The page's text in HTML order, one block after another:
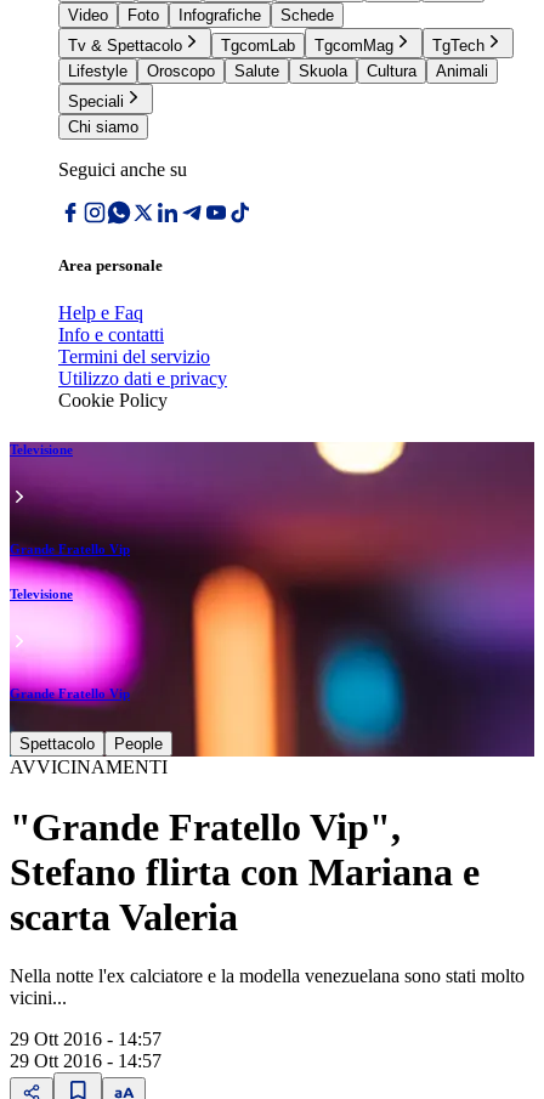
Video
Foto Infografiche
Schede
Tv & Spettacolo
TgcomLab TgcomMag
TgTech
Lifestyle
Oroscopo Salute Skuola Cultura
Animali
Speciali
Chi siamo
Seguici anche su
Area personale
Help e Faq
Info e contatti
Termini del servizio
Utilizzo dati e privacy
Cookie Policy
Televisione
Grande Fratello Vip
Televisione
Grande Fratello Vip
Spettacolo People
AVVICINAMENTI
"Grande Fratello Vip",
Stefano flirta con Mariana e
scarta Valeria
Nella notte l'ex calciatore e la modella venezuelana sono stati molto
vicini...
29 Ott 2016 - 14:57
29 Ott 2016 - 14:57